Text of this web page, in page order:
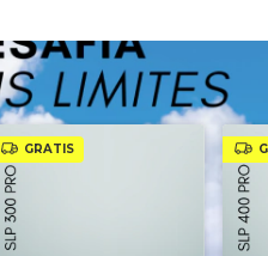
GRATIS